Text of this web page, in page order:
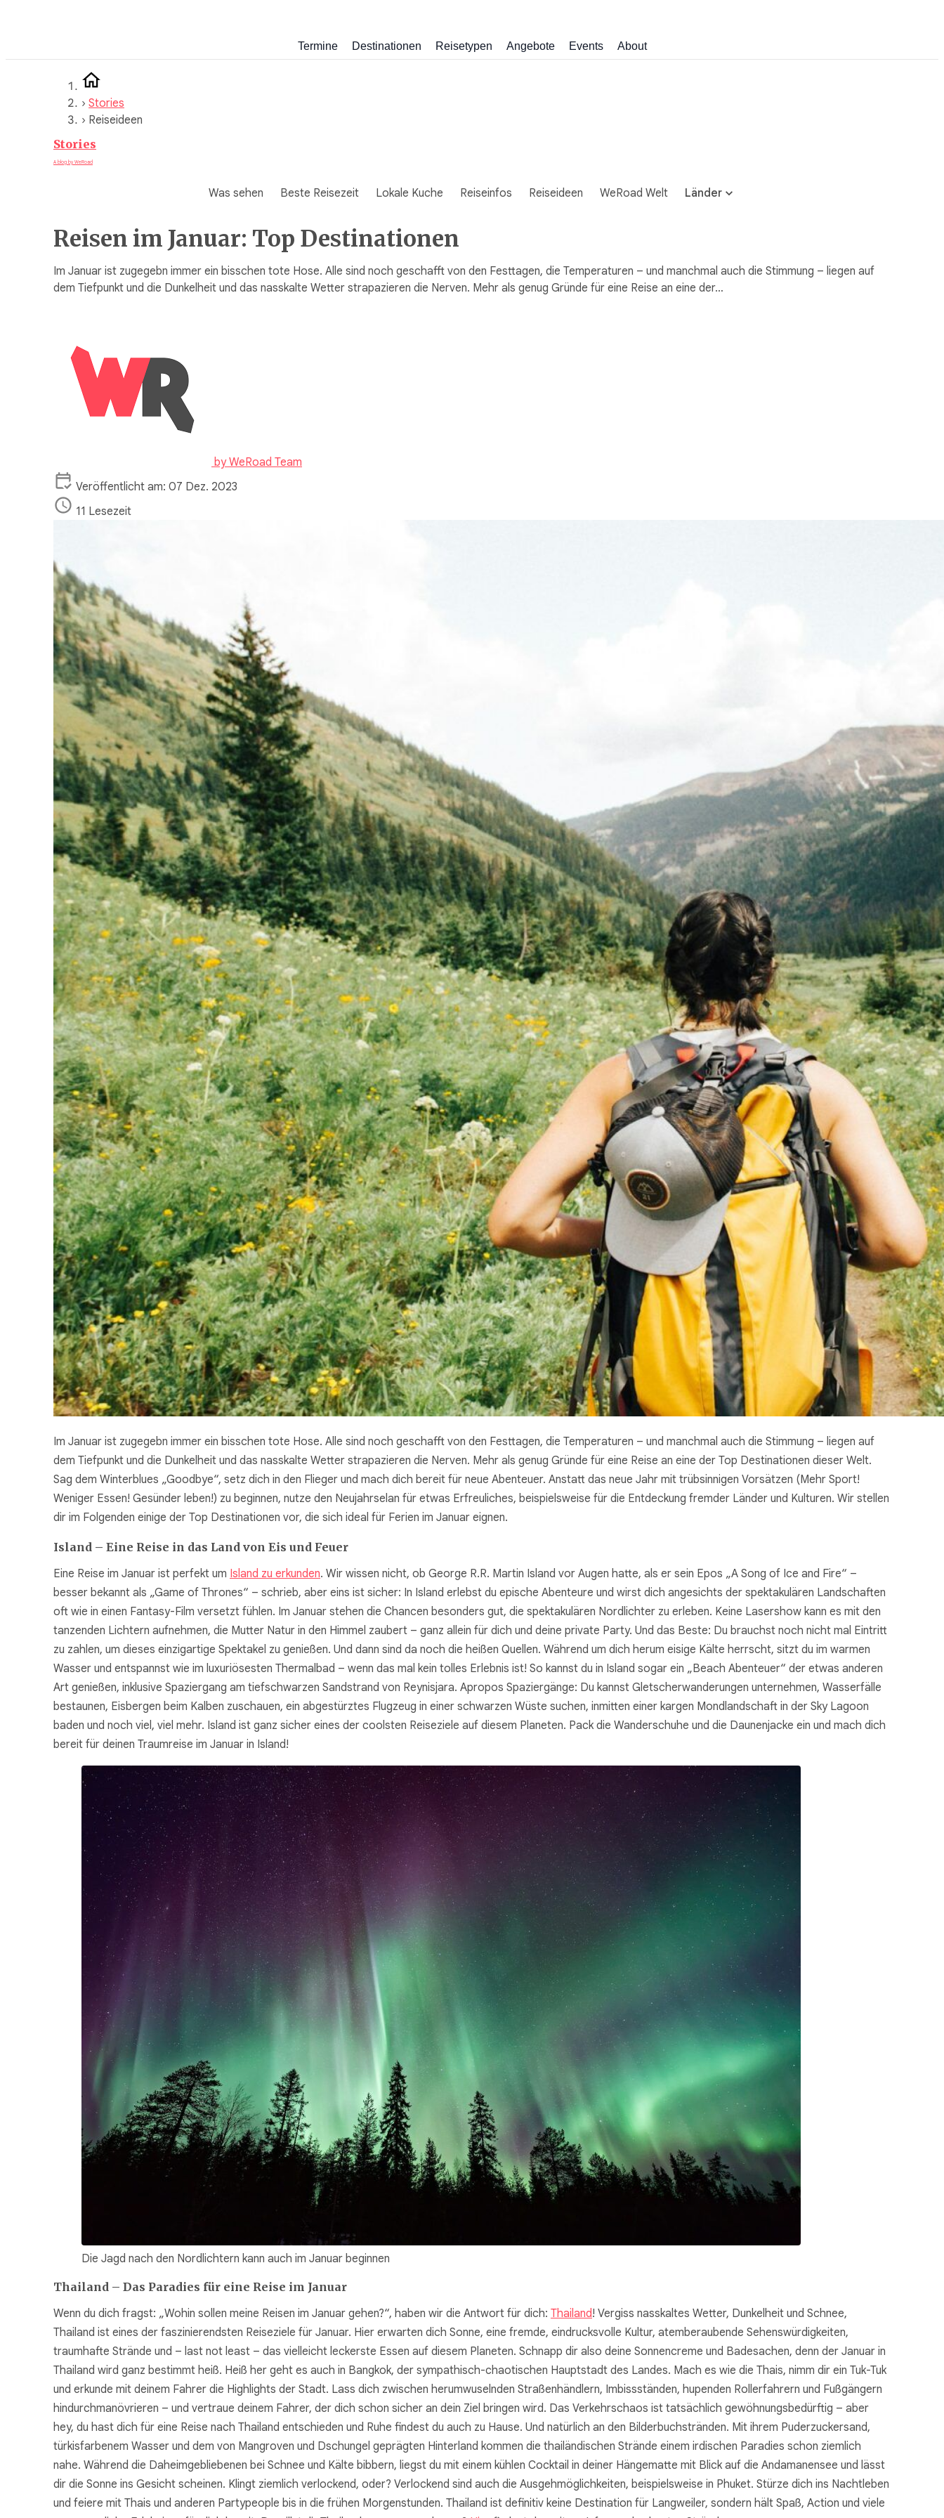
Termine Destinationen Reisetypen Angebote Events About
› Stories
› Reiseideen
Stories
A blog by WeRoad
Was sehen Beste Reisezeit Lokale Kuche Reiseinfos Reiseideen WeRoad Welt Länder
Reisen im Januar: Top Destinationen
Im Januar ist zugegebn immer ein bisschen tote Hose. Alle sind noch geschafft von den Festtagen, die Temperaturen – und manchmal auch die Stimmung – liegen auf
dem Tiefpunkt und die Dunkelheit und das nasskalte Wetter strapazieren die Nerven. Mehr als genug Gründe für eine Reise an eine der…
byWeRoad Team
Veröffentlicht am: 07 Dez. 2023
11 Lesezeit
Im Januar ist zugegebn immer ein bisschen tote Hose. Alle sind noch geschafft von den Festtagen, die Temperaturen – und manchmal auch die Stimmung – liegen auf
dem Tiefpunkt und die Dunkelheit und das nasskalte Wetter strapazieren die Nerven. Mehr als genug Gründe für eine Reise an eine der Top Destinationen dieser Welt.
Sag dem Winterblues „Goodbye“, setz dich in den Flieger und mach dich bereit für neue Abenteuer. Anstatt das neue Jahr mit trübsinnigen Vorsätzen (Mehr Sport!
Weniger Essen! Gesünder leben!) zu beginnen, nutze den Neujahrselan für etwas Erfreuliches, beispielsweise für die Entdeckung fremder Länder und Kulturen. Wir stellen
dir im Folgenden einige der Top Destinationen vor, die sich ideal für Ferien im Januar eignen.
Island – Eine Reise in das Land von Eis und Feuer
Eine Reise im Januar ist perfekt um Island zu erkunden. Wir wissen nicht, ob George R.R. Martin Island vor Augen hatte, als er sein Epos „A Song of Ice and Fire“ –
besser bekannt als „Game of Thrones“ – schrieb, aber eins ist sicher: In Island erlebst du epische Abenteure und wirst dich angesichts der spektakulären Landschaften
oft wie in einen Fantasy-Film versetzt fühlen. Im Januar stehen die Chancen besonders gut, die spektakulären Nordlichter zu erleben. Keine Lasershow kann es mit den
tanzenden Lichtern aufnehmen, die Mutter Natur in den Himmel zaubert – ganz allein für dich und deine private Party. Und das Beste: Du brauchst noch nicht mal Eintritt
zu zahlen, um dieses einzigartige Spektakel zu genießen. Und dann sind da noch die heißen Quellen. Während um dich herum eisige Kälte herrscht, sitzt du im warmen
Wasser und entspannst wie im luxuriösesten Thermalbad – wenn das mal kein tolles Erlebnis ist! So kannst du in Island sogar ein „Beach Abenteuer“ der etwas anderen
Art genießen, inklusive Spaziergang am tiefschwarzen Sandstrand von Reynisjara. Apropos Spaziergänge: Du kannst Gletscherwanderungen unternehmen, Wasserfälle
bestaunen, Eisbergen beim Kalben zuschauen, ein abgestürztes Flugzeug in einer schwarzen Wüste suchen, inmitten einer kargen Mondlandschaft in der Sky Lagoon
baden und noch viel, viel mehr. Island ist ganz sicher eines der coolsten Reiseziele auf diesem Planeten. Pack die Wanderschuhe und die Daunenjacke ein und mach dich
bereit für deinen Traumreise im Januar in Island!
Die Jagd nach den Nordlichtern kann auch im Januar beginnen
Thailand – Das Paradies für eine Reise im Januar
Wenn du dich fragst: „Wohin sollen meine Reisen im Januar gehen?“, haben wir die Antwort für dich: Thailand! Vergiss nasskaltes Wetter, Dunkelheit und Schnee,
Thailand ist eines der faszinierendsten Reiseziele für Januar. Hier erwarten dich Sonne, eine fremde, eindrucksvolle Kultur, atemberaubende Sehenswürdigkeiten,
traumhafte Strände und – last not least – das vielleicht leckerste Essen auf diesem Planeten. Schnapp dir also deine Sonnencreme und Badesachen, denn der Januar in
Thailand wird ganz bestimmt heiß. Heiß her geht es auch in Bangkok, der sympathisch-chaotischen Hauptstadt des Landes. Mach es wie die Thais, nimm dir ein Tuk-Tuk
und erkunde mit deinem Fahrer die Highlights der Stadt. Lass dich zwischen herumwuselnden Straßenhändlern, Imbissständen, hupenden Rollerfahrern und Fußgängern
hindurchmanövrieren – und vertraue deinem Fahrer, der dich schon sicher an dein Ziel bringen wird. Das Verkehrschaos ist tatsächlich gewöhnungsbedürftig – aber
hey, du hast dich für eine Reise nach Thailand entschieden und Ruhe findest du auch zu Hause. Und natürlich an den Bilderbuchstränden. Mit ihrem Puderzuckersand,
türkisfarbenem Wasser und dem von Mangroven und Dschungel geprägten Hinterland kommen die thailändischen Strände einem irdischen Paradies schon ziemlich
nahe. Während die Daheimgebliebenen bei Schnee und Kälte bibbern, liegst du mit einem kühlen Cocktail in deiner Hängematte mit Blick auf die Andamanensee und lässt
dir die Sonne ins Gesicht scheinen. Klingt ziemlich verlockend, oder? Verlockend sind auch die Ausgehmöglichkeiten, beispielsweise in Phuket. Stürze dich ins Nachtleben
und feiere mit Thais und anderen Partypeople bis in die frühen Morgenstunden. Thailand ist definitiv keine Destination für Langweiler, sondern hält Spaß, Action und viele